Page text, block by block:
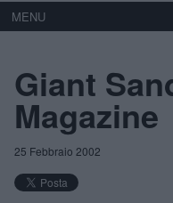
MENU
Giant
Magazine
25 Febbraio 2002